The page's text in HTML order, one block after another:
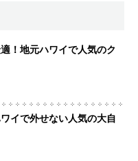
！地元ハワイで人気のク
イで外せない人気の大自